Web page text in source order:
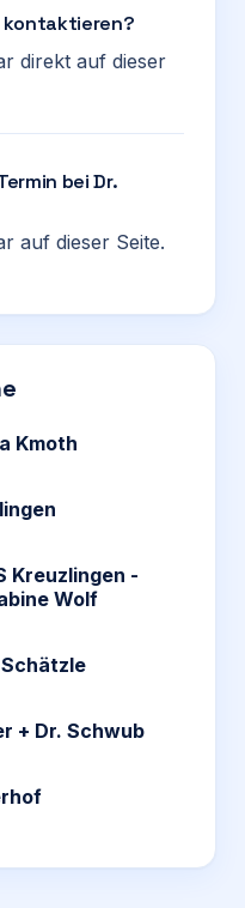
kontaktieren?
direkt auf dieser
bei Dr.
auf dieser Seite.
Kmoth
Kreuzlingen -
Wolf
+ Dr. Schwub